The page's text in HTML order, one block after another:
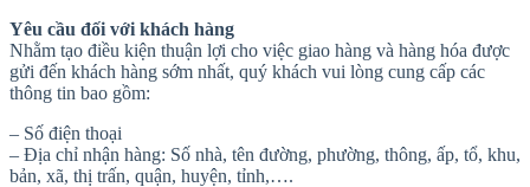
Yêu cầu đối với khách hàng
Nhằm tạo điều kiện thuận lợi cho việc giao hàng và hàng hóa được
gửi đến khách hàng sớm nhất, quý khách vui lòng cung cấp các
thông tin bao gồm:
– Số điện thoại
– Địa chỉ nhận hàng: Số nhà, tên đường, phường, thông, ấp, tổ, khu,
bản, xã, thị trấn, quận, huyện, tỉnh,….